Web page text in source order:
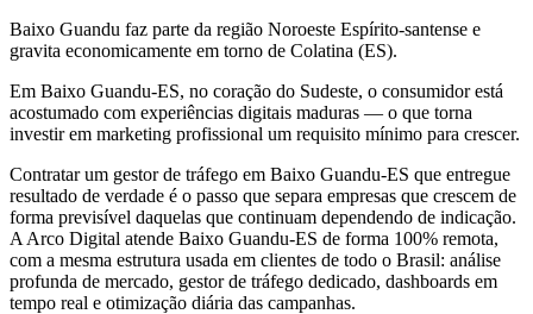
Baixo Guandu faz parte da região Noroeste Espírito-santense e
gravita economicamente em torno de Colatina (ES).
Em Baixo Guandu-ES, no coração do Sudeste, o consumidor está
acostumado com experiências digitais maduras — o que torna
investir em marketing profissional um requisito mínimo para crescer.
Contratar um gestor de tráfego em Baixo Guandu-ES que entregue
resultado de verdade é o passo que separa empresas que crescem de
forma previsível daquelas que continuam dependendo de indicação.
A Arco Digital atende Baixo Guandu-ES de forma 100% remota,
com a mesma estrutura usada em clientes de todo o Brasil: análise
profunda de mercado, gestor de tráfego dedicado, dashboards em
tempo real e otimização diária das campanhas.